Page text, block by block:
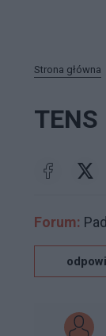
Strona główna
Forum: